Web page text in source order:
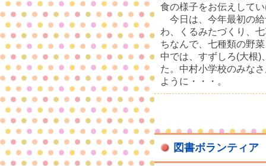
食の様子をお伝えして
今日は、今年最初の給
わ、くるみたづくり、
ちなんで、七種類の野
中では、すずしろ(大根)
た。中村小学校のみな
ように・・・。
図書ボランティ